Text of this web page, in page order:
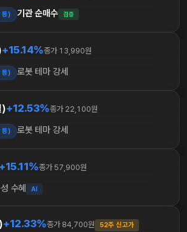
등) 기관 순매수 검증
+15.14%종가 13,990원
등) 로봇 테마 강세
)+12.53%종가 22,100원
등) 로봇 테마 강세
+15.11%종가 57,900원
수혜 AI
+12.33%종가 84,700원 52주 신고가